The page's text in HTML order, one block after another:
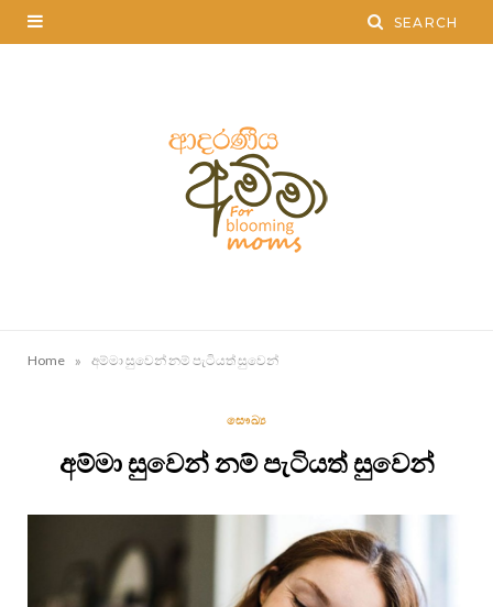
Home » අම්මා සුවෙන් නම් පැටියත් සුවෙන්
සෞඛ්‍ය
අම්මා සුවෙන් නම් පැටියත් සුවෙන්